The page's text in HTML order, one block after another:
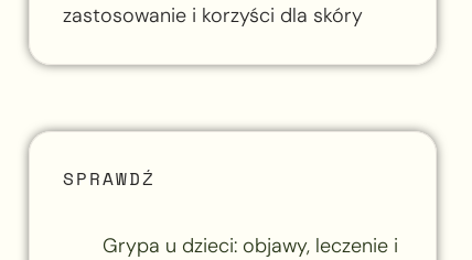
zastosowanie i korzyści dla skóry
SPRAWDŹ
Grypa u dzieci: objawy, leczenie i